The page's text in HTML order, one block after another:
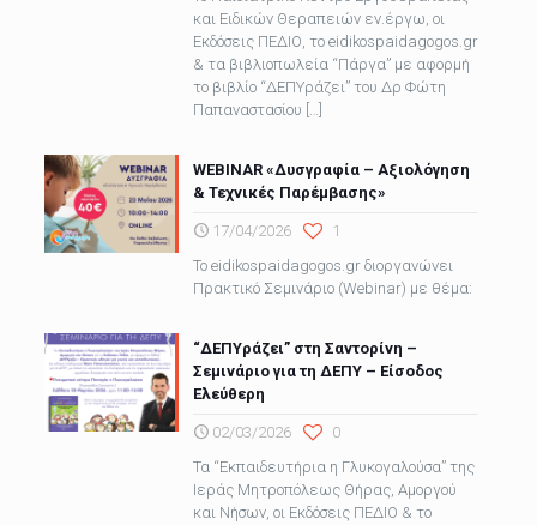
και Ειδικών Θεραπειών εν.έργω, οι
Εκδόσεις ΠΕΔΙΟ, το eidikospaidagogos.gr
& τα βιβλιοπωλεία “Πάργα” με αφορμή
το βιβλίο “ΔΕΠΥράζει” του Δρ Φώτη
Παπαναστασίου […]
WEBINAR «Δυσγραφία – Αξιολόγηση
& Τεχνικές Παρέμβασης»
17/04/2026
1
Το eidikospaidagogos.gr διοργανώνει
Πρακτικό Σεμινάριο (Webinar) με θέμα:
“ΔΕΠΥράζει” στη Σαντορίνη –
Σεμινάριο για τη ΔΕΠΥ – Είσοδος
Ελεύθερη
02/03/2026
0
Τα “Εκπαιδευτήρια η Γλυκογαλούσα” της
Ιεράς Μητροπόλεως Θήρας, Αμοργού
και Νήσων, οι Εκδόσεις ΠΕΔΙΟ & το